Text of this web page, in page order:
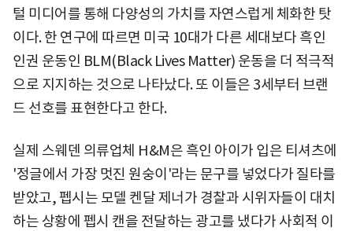
털 미디어를 통해 다양성의 가치를 자연스럽게 체화한 탓
이다. 한 연구에 따르면 미국 10대가 다른 세대보다 흑인
인권 운동인 BLM(Black Lives Matter) 운동을 더 적극적
으로 지지하는 것으로 나타났다. 또 이들은 3세부터 브랜
드 선호를 표현한다고 한다.
실제 스웨덴 의류업체 H&M은 흑인 아이가 입은 티셔츠에
'정글에서 가장 멋진 원숭이'라는 문구를 넣었다가 질타를
받았고, 펩시는 모델 켄달 제너가 경찰과 시위자들이 대치
하는 상황에 펩시 캔을 전달하는 광고를 냈다가 사회적 이